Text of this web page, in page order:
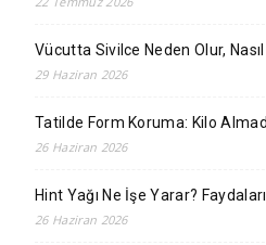
Vücutta Sivilce Neden Olur,
29 Haziran 2026
Tatilde Form Koruma: Kilo
26 Haziran 2026
Hint Yağı Ne İşe Yarar?
26 Haziran 2026